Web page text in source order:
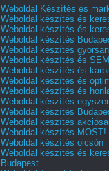
Weboldal Készítés és
Weboldal készítés és
Weboldal készítés és
Weboldal készítés
Weboldal készítés gyorsan
Weboldal készítés és SEM
Weboldal készítés és
Weboldal készítés és
Weboldal készítés és
Weboldal készítés
Weboldal készítés
Weboldal készítés
Weboldal készítés MOST!
Weboldal készítés olcsón
Weboldal készítés és
Budapest